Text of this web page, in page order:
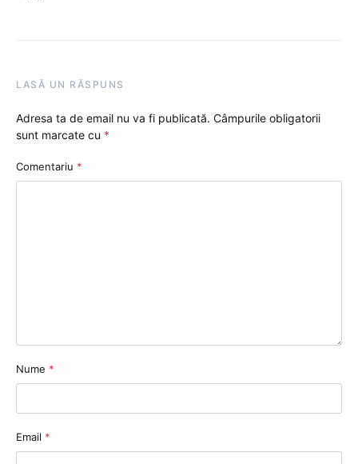
LASĂ UN RĂSPUNS
Adresa ta de email nu va fi publicată. Câmpurile obligatorii
sunt marcate cu *
Comentariu *
Nume *
Email *